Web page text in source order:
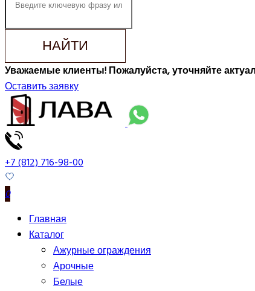
НАЙТИ
Уважаемые клиенты! Пожалуйста, уточняйте
Оставить заявку
+7 (812) 716-98-00
0
Главная
Каталог
Ажурные ограждения
Арочные
Белые